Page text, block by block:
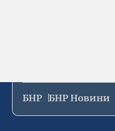
БНР БНР Новини